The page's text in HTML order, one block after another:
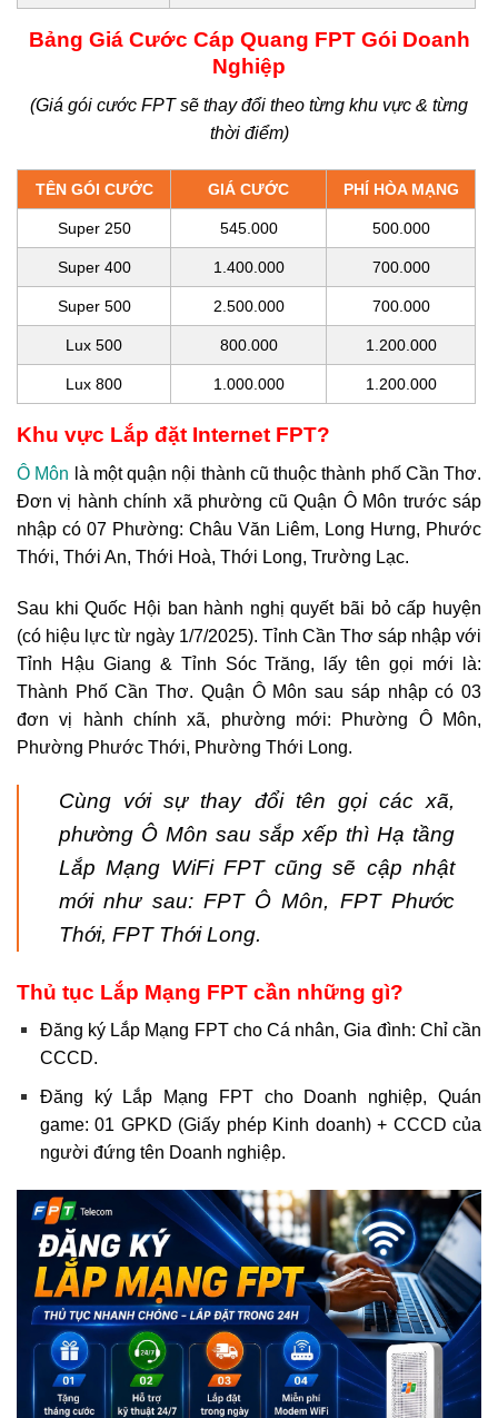
Bảng Giá Cước Cáp Quang FPT Gói Doanh
Nghiệp
(Giá gói cước FPT sẽ thay đổi theo từng khu vực & từng
thời điểm)
TÊN GÓI CƯỚC GIÁ CƯỚC PHÍ HÒA MẠNG
Super 250 545.000 500.000
Super 400 1.400.000 700.000
Super 500 2.500.000 700.000
Lux 500 800.000 1.200.000
Lux 800 1.000.000 1.200.000
Khu vực Lắp đặt Internet FPT?
Ô Môn là một quận nội thành cũ thuộc thành phố Cần Thơ.
Đơn vị hành chính xã phường cũ Quận Ô Môn trước sáp
nhập có 07 Phường: Châu Văn Liêm, Long Hưng, Phước
Thới, Thới An, Thới Hoà, Thới Long, Trường Lạc.
Sau khi Quốc Hội ban hành nghị quyết bãi bỏ cấp huyện
(có hiệu lực từ ngày 1/7/2025). Tỉnh Cần Thơ sáp nhập với
Tỉnh Hậu Giang & Tỉnh Sóc Trăng, lấy tên gọi mới là:
Thành Phố Cần Thơ. Quận Ô Môn sau sáp nhập có 03
đơn vị hành chính xã, phường mới: Phường Ô Môn,
Phường Phước Thới, Phường Thới Long.
Cùng với sự thay đổi tên gọi các xã,
phường Ô Môn sau sắp xếp thì Hạ tầng
Lắp Mạng WiFi FPT cũng sẽ cập nhật
mới như sau: FPT Ô Môn, FPT Phước
Thới, FPT Thới Long.
Thủ tục Lắp Mạng FPT cần những gì?
Đăng ký Lắp Mạng FPT cho Cá nhân, Gia đình: Chỉ cần
CCCD.
Đăng ký Lắp Mạng FPT cho Doanh nghiệp, Quán
game: 01 GPKD (Giấy phép Kinh doanh) + CCCD của
người đứng tên Doanh nghiệp.